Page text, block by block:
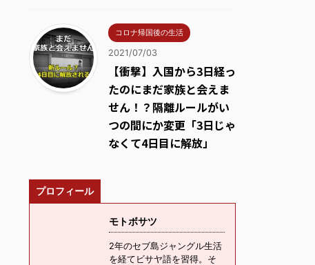
コロナ帰国後の生活
2021/07/03
【衝撃】入国から3日経っ
たのにまだ家族と会えま
せん！？隔離ルールがい
つの間にか変更「3日じゃ
なくて4日目に解放」
プロフィール
モトボサツ
2年のセブ島ジャングル生活
を経てビサヤ語を習得。そ